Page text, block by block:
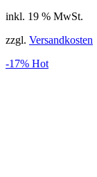
inkl. 19 % MwSt.
zzgl. Versandkosten
-17% Hot